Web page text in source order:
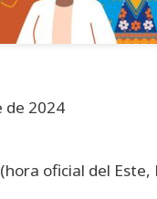
de 2024
oficial del Este,